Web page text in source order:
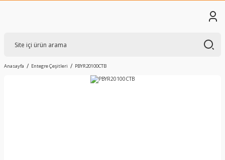
Anasayfa Entegre Çeşitleri PBYR20100CTB